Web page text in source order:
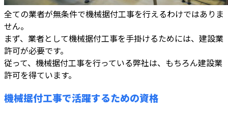
全ての業者が無条件で機械据付工事を行えるわけではありま
せん。
まず、業者として機械据付工事を手掛けるためには、建設業
許可が必要です。
従って、機械据付工事を行っている弊社は、もちろん建設業
許可を得ています。
機械据付工事で活躍するための資格